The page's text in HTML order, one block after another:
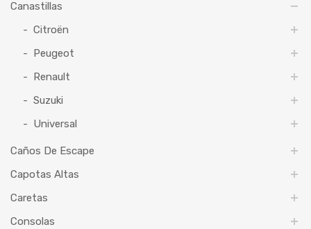
Canastillas
Citroën
Peugeot
Renault
Suzuki
Universal
Caños De Escape
Capotas Altas
Caretas
Consolas